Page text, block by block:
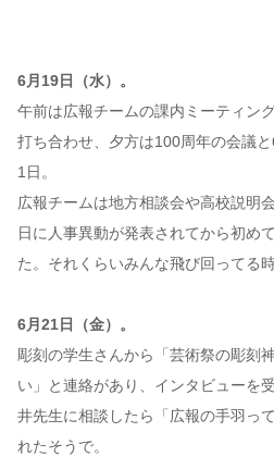
6月19日（水）。
午前は広報チームの課内ミーティン
打ち合わせ、夕方は100周年の会議
1日。
広報チームは地方相談会や高校説明
日に人事異動が発表されてから初め
た。それくらいみんな飛び回ってる時
6月21日（金）。
彫刻の学生さんから「芸術祭の彫刻
い」と連絡があり、インタビューを
井先生に相談したら「広報の手羽っ
れたそうで。